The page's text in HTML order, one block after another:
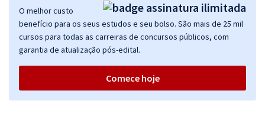
O melhor custo
benefício para os seus estudos e seu bolso. São mais de 25 mil
cursos para todas as carreiras de concursos públicos, com
garantia de atualização pós-edital.
Comece hoje